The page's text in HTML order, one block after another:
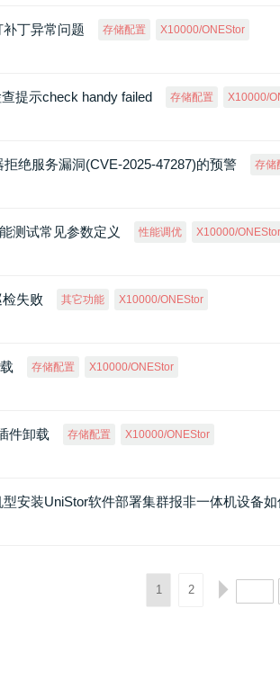
丁异常问题 存储配置 X10000/ONEStor
提示check handy failed 存储配置 X10000/
拒绝服务漏洞(CVE-2025-47287)的预警 存储
测试常见参数定义 性能调优 X10000/ONEStor
检失败 其它功能 X10000/ONEStor
存储配置 X10000/ONEStor
件卸载 存储配置 X10000/ONEStor
安装UniStor软件部署集群报非一体机设备如
1 2